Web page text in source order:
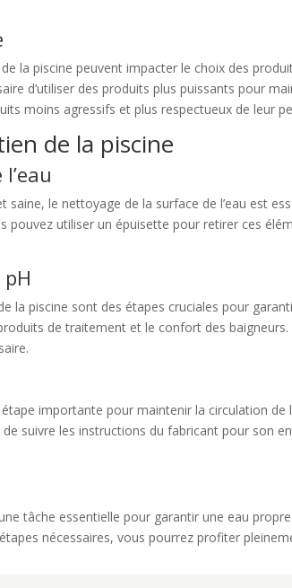
la piscine peuvent impacter le choix des
d’utiliser des produits plus puissants pour
moins agressifs et plus respectueux de leur
de la piscine
le nettoyage de la surface de l’eau est
pouvez utiliser un épuisette pour retirer ces
la piscine sont des étapes cruciales pour
de traitement et le confort des
importante pour maintenir la circulation
suivre les instructions du fabricant pour son
tâche essentielle pour garantir une eau
nécessaires, vous pourrez profiter